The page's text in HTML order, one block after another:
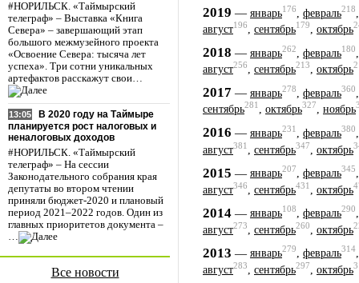
#НОРИЛЬСК. «Таймырский
телеграф» – Выставка «Книга
Севера» – завершающий этап
большого межмузейного проекта
«Освоение Севера: тысяча лет
успеха». Три сотни уникальных
артефактов расскажут свои…
13:05
В 2020 году на Таймыре
планируется рост налоговых и
неналоговых доходов
#НОРИЛЬСК. «Таймырский
телеграф» – На сессии
Законодательного собрания края
депутаты во втором чтении
приняли бюджет-2020 и плановый
период 2021–2022 годов. Один из
главных приоритетов документа –
…
Все новости
2019 — январь176 февраль218
август196, сентябрь179, октябрь
2018 — январь262 февраль180
август256, сентябрь213, октябрь
2017 — январь278 февраль360
сентябрь281, октябрь327, ноябрь
2016 — январь231 февраль380
август381 сентябрь347 октябрь
2015 — январь207, февраль345
август346 сентябрь431 октябрь
2014 — январь108, февраль290
август273 сентябрь260 октябрь
2013 — январь279, февраль314
август283 сентябрь297 октябрь